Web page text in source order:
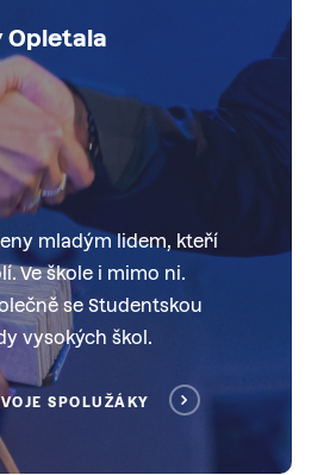
Opletala
mladým lidem, kteří
Ve škole i mimo ni.
se Studentskou
vysokých škol.
SPOLUŽÁKY